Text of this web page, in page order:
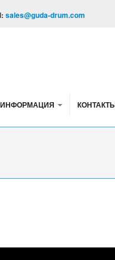
sales@guda-drum.com
ИНФОРМАЦИЯ КОНТАКТЫ